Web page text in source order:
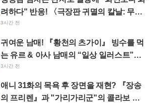
려하다" 반응! 〈극장판 귀멸의 칼날: 무한
성편 제1장 아카자재래〉의 특대 광고가
이케부쿠로에 등장해 큰 반향
3시간 전
귀여운 남매! 『황천의 츠가이』 빙수를 먹
는 유르 & 아사 남매의 “일상 일러스트”에
“너무 눈부셔서 사멸” “완전 커플이잖
아”라는 반응
3시간 전
애니 31화의 목욕 후 장면을 재현? 『장송
의 프리렌』과 "가리가리군"의 콜라보 사